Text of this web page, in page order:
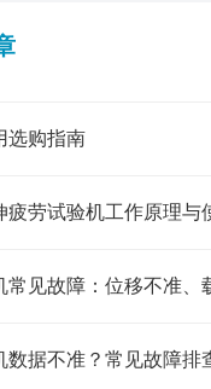
选购指南
疲劳试验机工作原理与
数据不准？常见故障排